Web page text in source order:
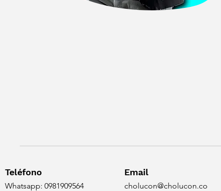
Teléfono
Whatsapp: 0981909564
Email
cholucon@cholucon.co